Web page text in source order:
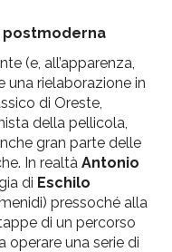
postmoderna
(e, all’apparenza,
una rielaborazione in
di Oreste,
della pellicola,
gran parte delle
In realtà Antonio
di Eschilo
pressoché alla
di un percorso
una serie di